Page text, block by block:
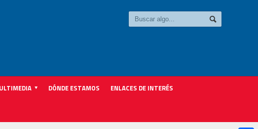
DÓNDE ESTAMOS ENLACES DE INTERÉS